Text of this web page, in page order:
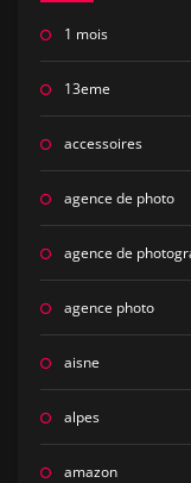
1 mois
13eme
accessoires
agence de photo
agence de
agence photo
aisne
alpes
amazon